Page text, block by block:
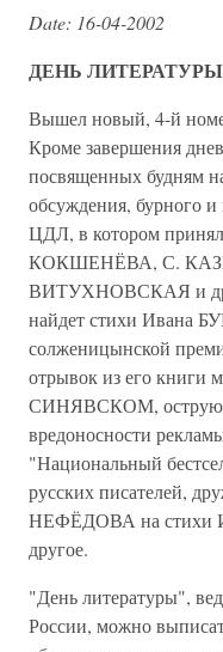
Date: 16-04-2002
ДЕНЬ ЛИТЕРАТУРЫ
Вышел новый, 4-й
Кроме завершения
посвященных будням
обсуждения, бурного
ЦДЛ, в котором
КОКШЕНЁВА, С.
ВИТУХНОВСКАЯ и
найдет стихи Ивана
солженицынской
отрывок из его книги
СИНЯВСКОМ, острую
вредоносности
"Национальный
русских писателей,
НЕФЁДОВА на стихи
другое.
"День литературы",
России, можно